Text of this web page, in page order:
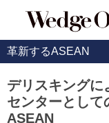
革新するASEAN
デリスキングに
センターとして
ASEAN